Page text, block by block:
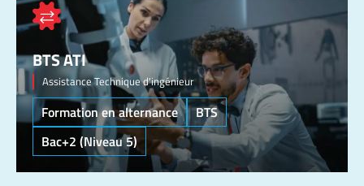
BTS ATI
Assistance Technique d'ingénieur
Formation en alternance
BTS
Bac+2 (Niveau 5)